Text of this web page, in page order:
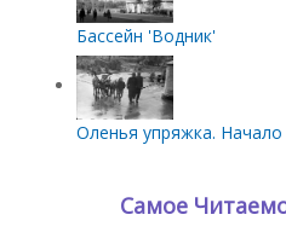
Бассейн 'Водник'
Оленья упряжка.
Самое